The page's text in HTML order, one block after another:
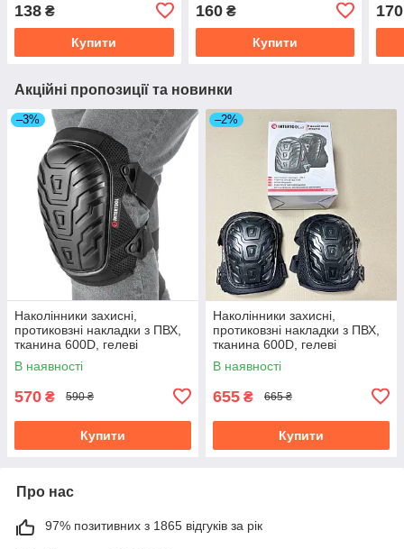
138 ₴
Купити
160₴
Купити
170
Акційні пропозиції та новинки
–3%
Наколінники захисні,
протиковзні накладки з ПВХ,
тканина 600D, гелеві
подушки, INTERTOOL SP-
0055
В наявності
570 ₴ 590 ₴
Купити
–2%
Наколінники захисні,
протиковзні накладки з ПВХ,
тканина 600D, гелеві
подушки, INTERTOOL SP-
0053
В наявності
655 ₴ 665 ₴
Купити
Про нас
97% позитивних з 1865 відгуків за рік